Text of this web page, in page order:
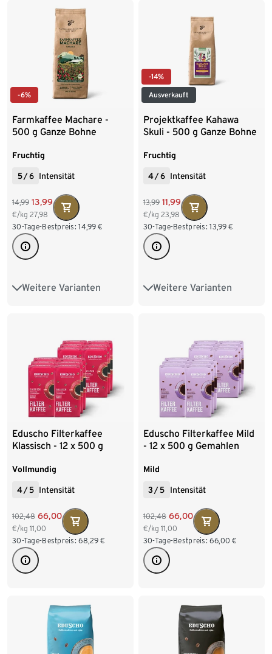
-6%
Farmkaffee Machare -
500 g Ganze Bohne
Fruchtig
5/6 Intensität
14,99 13,99
€/kg 27,98
30-Tage-Bestpreis: 14,99 €
Weitere Varianten
500 g Ganze Bohne
-14%
Ausverkauft
Projektkaffee Kahawa
Skuli - 500 g Ganze Bohne
Fruchtig
4/6 Intensität
13,99 11,99
€/kg 23,98
30-Tage-Bestpreis: 13,99 €
Weitere Varianten
500 g Ganze Bohne
Eduscho Filterkaffee
Klassisch - 12 x 500 g
Vollmundig
4/5 Intensität
102,48 66,00
€/kg 11,00
30-Tage-Bestpreis: 68,29 €
Eduscho Filterkaffee Mild
- 12 x 500 g Gemahlen
Mild
3 /5 Intensität
102,48 66,00
€/kg 11,00
30-Tage-Bestpreis: 66,00 €